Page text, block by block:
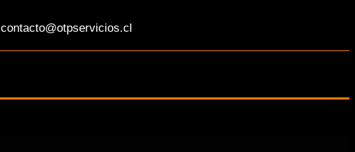
contacto@otpservicios.cl